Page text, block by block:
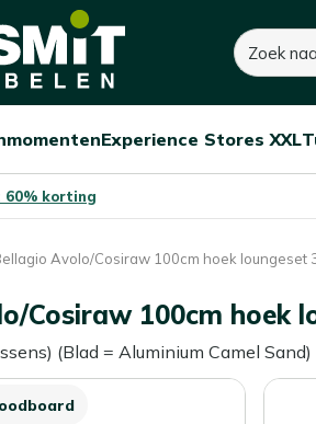
Kees
Tuinmeubelen
Zoeken
Open/sluit
Open/sluit
Experience Stores XXL
60% korting
Avolo/Cosiraw 100cm hoek loungeset
Cosiraw 100cm hoek
(Blad = Aluminium Camel Sand)
900,- (-22%)
Dit product is niet